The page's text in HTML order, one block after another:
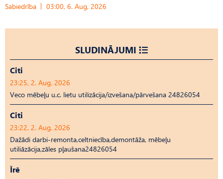
Sabiedrība 03:00, 6. Aug, 2026
SLUDINĀJUMI
Citi
23:25, 2. Aug, 2026
Veco mēbeļu u.c. lietu utilizācija/izvešana/pārvešana 24826054
Citi
23:22, 2. Aug, 2026
Dažādi darbi-remonta,celtniecība,demontāža, mēbeļu
utiliāzācija,zāles pļaušana24826054
Īrē